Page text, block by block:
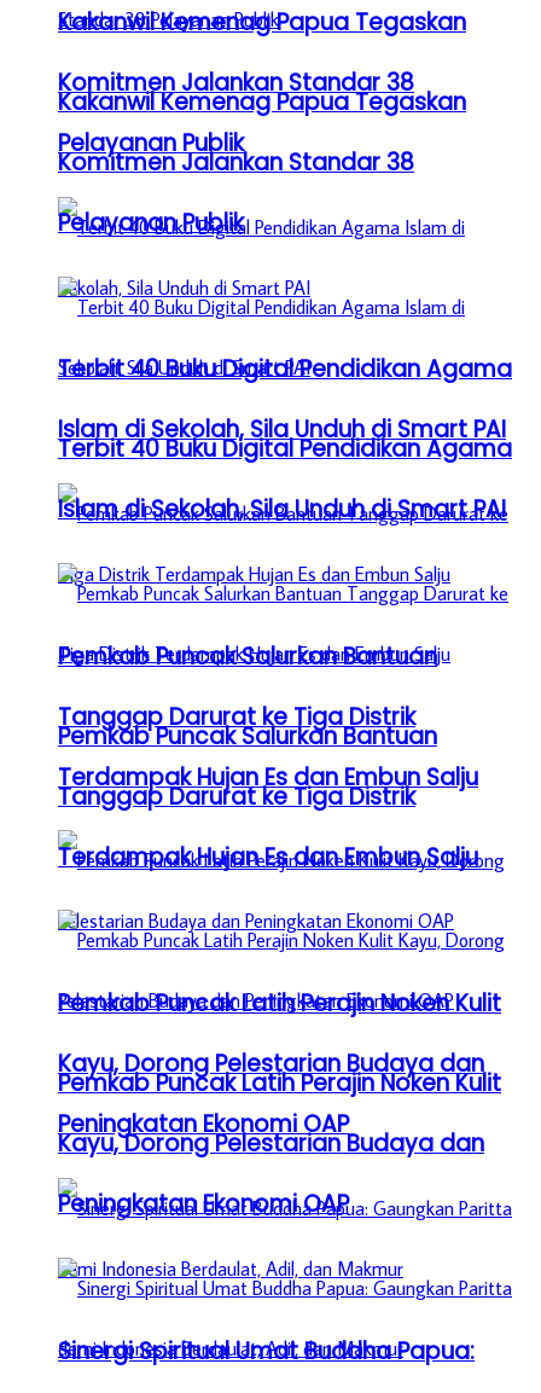
Kakanwil Kemenag Papua Tegaskan
Komitmen Jalankan Standar 38
Pelayanan Publik
Terbit 40 Buku Digital Pendidikan Agama
Islam di Sekolah, Sila Unduh di Smart PAI
Pemkab Puncak Salurkan Bantuan
Tanggap Darurat ke Tiga Distrik
Terdampak Hujan Es dan Embun Salju
Pemkab Puncak Latih Perajin Noken Kulit
Kayu, Dorong Pelestarian Budaya dan
Peningkatan Ekonomi OAP
Sinergi Spiritual Umat Buddha Papua:
Kakanwil Kemenag Papua Tegaskan
Komitmen Jalankan Standar 38
Pelayanan Publik
Terbit 40 Buku Digital Pendidikan Agama
Islam di Sekolah, Sila Unduh di Smart PAI
Pemkab Puncak Salurkan Bantuan
Tanggap Darurat ke Tiga Distrik
Terdampak Hujan Es dan Embun Salju
Pemkab Puncak Latih Perajin Noken Kulit
Kayu, Dorong Pelestarian Budaya dan
Peningkatan Ekonomi OAP